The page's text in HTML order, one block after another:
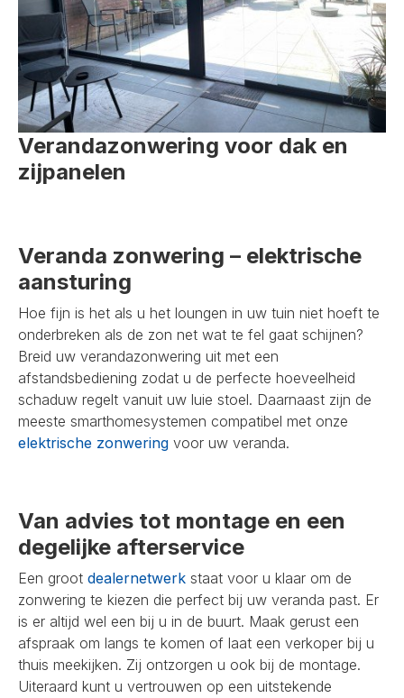
Verandazonwering voor dak en
zijpanelen
Veranda zonwering – elektrische
aansturing
Hoe fijn is het als u het loungen in uw tuin niet hoeft te
onderbreken als de zon net wat te fel gaat schijnen?
Breid uw verandazonwering uit met een
afstandsbediening zodat u de perfecte hoeveelheid
schaduw regelt vanuit uw luie stoel. Daarnaast zijn de
meeste smarthomesystemen compatibel met onze
elektrische zonwering voor uw veranda.
Van advies tot montage en een
degelijke afterservice
Een groot dealernetwerk staat voor u klaar om de
zonwering te kiezen die perfect bij uw veranda past. Er
is er altijd wel een bij u in de buurt. Maak gerust een
afspraak om langs te komen of laat een verkoper bij u
thuis meekijken. Zij ontzorgen u ook bij de montage.
Uiteraard kunt u vertrouwen op een uitstekende